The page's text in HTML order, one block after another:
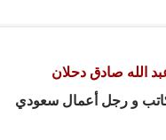
ما طاش -أيام مجده-
الوحيد” فتجد نفسك رقم
تحاول أن تغادر
الله صادق دحلان
و رجل أعمال سعودي